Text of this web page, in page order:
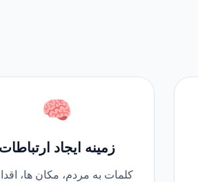
🧠
زمینه ایجاد ارتباطات
کلمات به مردم، مکان ها،